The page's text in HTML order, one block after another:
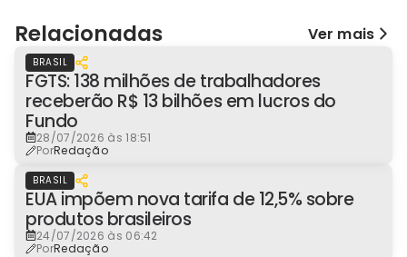
Relacionadas Ver mais
BRASIL
FGTS: 138 milhões de trabalhadores
receberão R$ 13 bilhões em lucros do
Fundo
28/07/2026 às 18:51
PorRedação
BRASIL
EUA impõem nova tarifa de 12,5% sobre
produtos brasileiros
24/07/2026 às 06:42
PorRedação